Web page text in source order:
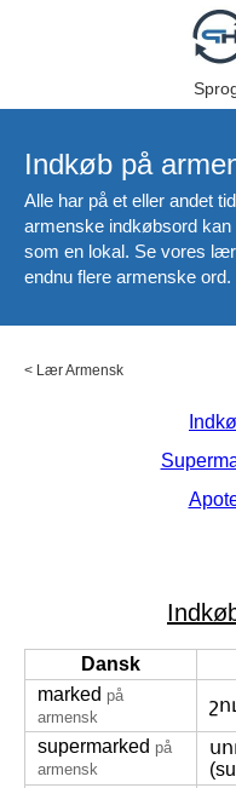
Indkøb på
Alle har på et eller andet
armenske indkøbsord
som en lokal. Se vores
endnu flere armenske ord.
< Lær Armensk
Dansk
marked på
armensk
supermarked på
armensk